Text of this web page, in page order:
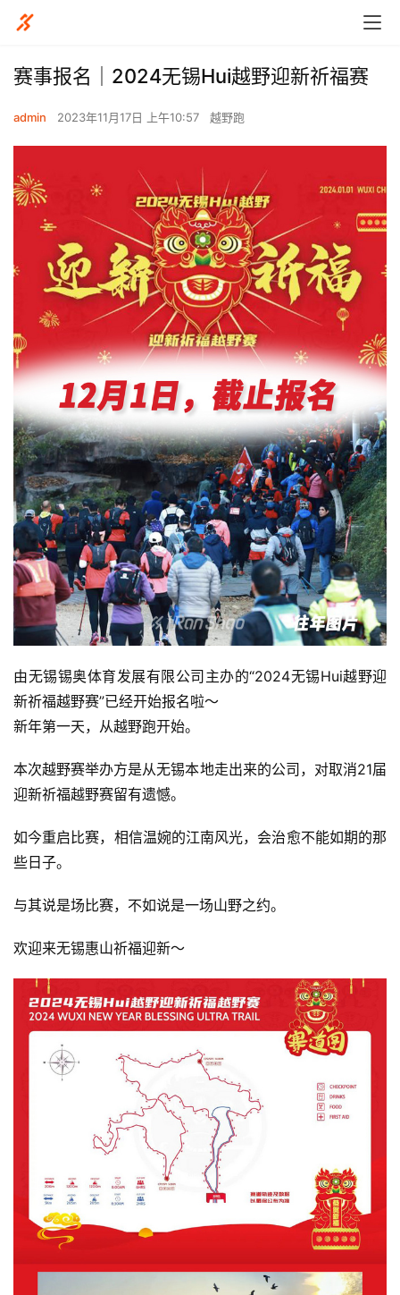
赛事报名｜2024无锡Hui越野迎新祈福赛
admin 2023年11月17日 上午10:57 越野跑
由无锡锡奥体育发展有限公司主办的“2024无锡Hui越野迎
新祈福越野赛”已经开始报名啦～
新年第一天，从越野跑开始。
本次越野赛举办方是从无锡本地走出来的公司，对取消21届
迎新祈福越野赛留有遗憾。
如今重启比赛，相信温婉的江南风光，会治愈不能如期的那
些日子。
与其说是场比赛，不如说是一场山野之约。
欢迎来无锡惠山祈福迎新～